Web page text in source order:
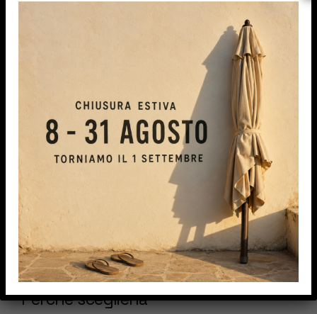
Eclypser: oscura la stanza in 3
secondi, senza opere murarie
Eclypser è la tenda oscurante per interni che si
installa direttamente sul vetro della finestra.
Niente trapano, niente buchi nel muro, niente
operai in casa con polvere e rumore: il montaggio è
pulito e rapido, e l’infisso resta intatto.
Il sistema di movimentazione è un brevetto
europeo depositato dalla SharkNet Company alla
Camera di Commercio di Roma nel 2003, la stessa
azienda che ha brevettato la zanzariera
plissettata.
Perché sceglierla